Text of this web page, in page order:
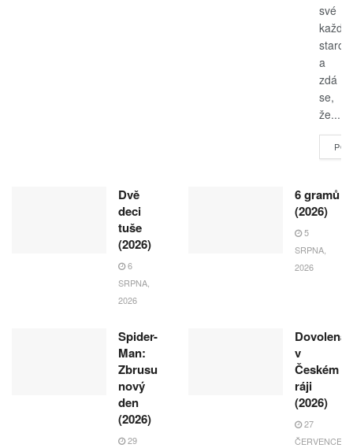
své
a
zdá
se,
že...
Dvě
deci
tuše
(2026)
6
SRPNA,
2026
6 gramů
(2026)
5
SRPNA,
2026
Spider-
Man:
Zbrusu
nový
den
(2026)
29
Dovolená
v
Českém
ráji
(2026)
27
ČERVENCE,